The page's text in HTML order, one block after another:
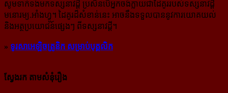
សូម​ទាក់ទង​មក​ទស្សនាវដ្ដី ប្រសិន​បើ​អ្នក​ចង់​ក្លាយ​ជា​ដៃគូរ​របស់​ទស្សនាវដ្ដី​
មនោរម្យ.អាំងហ្វូ។ ដៃ​គូរ​ដ៏​សំខាន់​នេះ អាច​នឹង​ទទួល​បាន​នូវ​ការ​យោគយល់
និង​អត្ថ​ប្រយោជន៍​ផ្សេងៗ ពីទស្សនាវដ្ដី។
» ទូរសាអេឡិចត្រូនិក សម្រាប់បុគ្គលិក
ស្វែងរក តាមសំនុំរឿង